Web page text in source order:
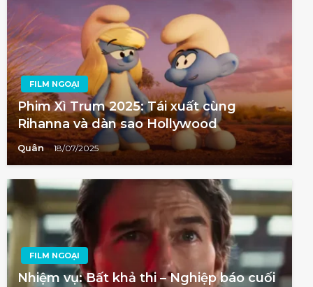
FILM NGOẠI
Phim Xì Trum 2025: Tái xuất cùng
Rihanna và dàn sao Hollywood
Quân 18/07/2025
FILM NGOẠI
Nhiệm vụ: Bất khả thi – Nghiệp báo cuối